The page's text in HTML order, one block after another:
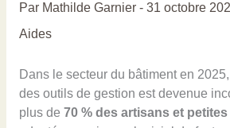
Par Mathilde Garnier - 31 octobre
Aides
Dans le secteur du bâtiment en
des outils de gestion est devenue
plus de 70 % des artisans et